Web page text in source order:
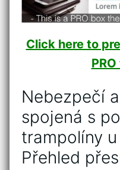
Click here to
Nebezpečí
spojená s
trampolíny
Přehled